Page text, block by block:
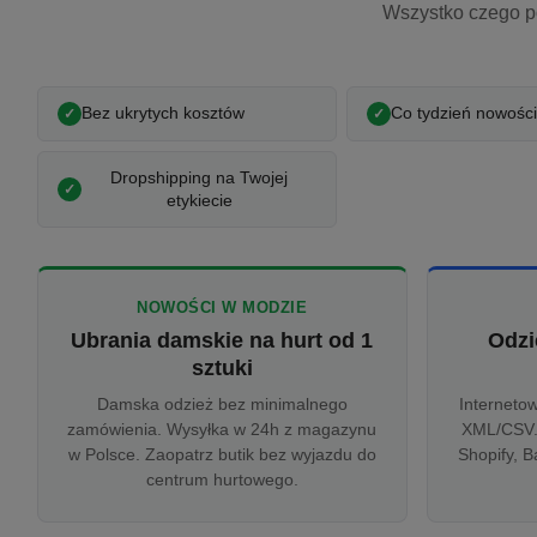
Wszystko czego
Bez ukrytych kosztów Co tydzień nowości
Dropshipping na Twojej
etykiecie
NOWOŚCI W MODZIE
Ubrania damskie na hurt od 1
sztuki
Damska odzież bez minimalnego
zamówienia. Wysyłka w 24h z magazynu
w Polsce. Zaopatrz butik bez wyjazdu do
centrum hurtowego.
XML/
Shopify,